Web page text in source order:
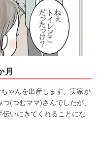
月
ゃんを出産します。実家が
(つむママ)さんでしたが、
いにきてくれることにな